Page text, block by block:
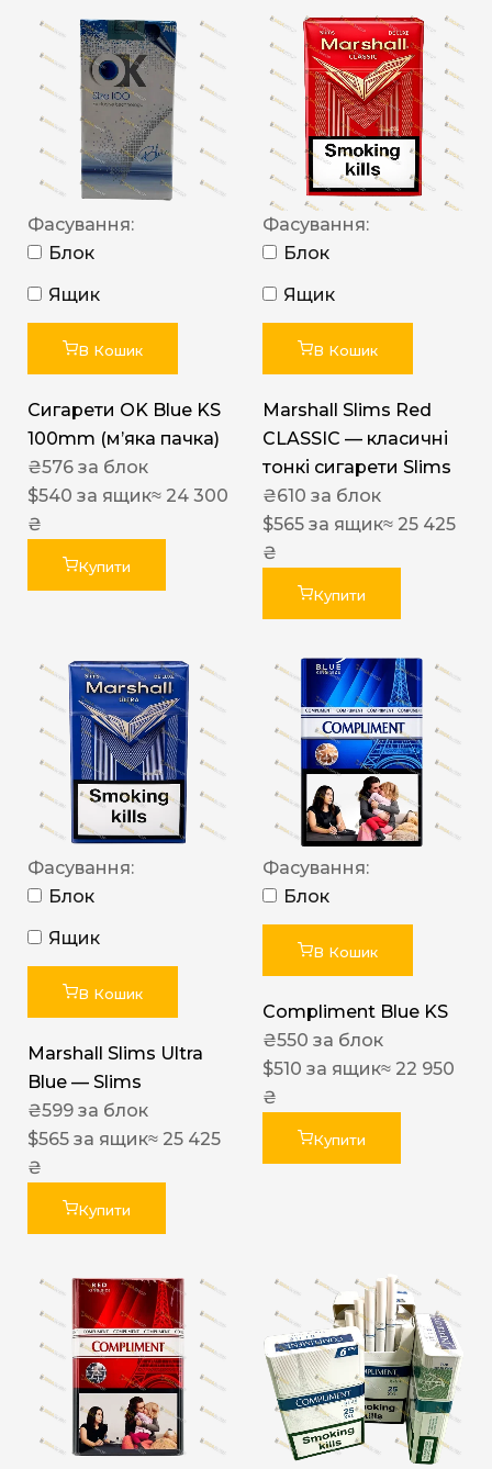
Фасування:
Блок
Ящик
В Кошик
Сигарети OK Blue KS
100mm (м’яка пачка)
₴576 за блок
$540 за ящик≈ 24 300
₴
Купити
Фасування:
Блок
Ящик
В Кошик
Marshall Slims Red
CLASSIC — класичні
тонкі сигарети Slims
₴610 за блок
$565 за ящик≈ 25 425
₴
Купити
Фасування:
Блок
Ящик
В Кошик
Marshall Slims Ultra
Blue — Slims
₴599 за блок
$565 за ящик≈ 25 425
₴
Купити
Фасування:
Блок
В Кошик
Compliment Blue KS
₴550 за блок
$510 за ящик≈ 22 950
₴
Купити